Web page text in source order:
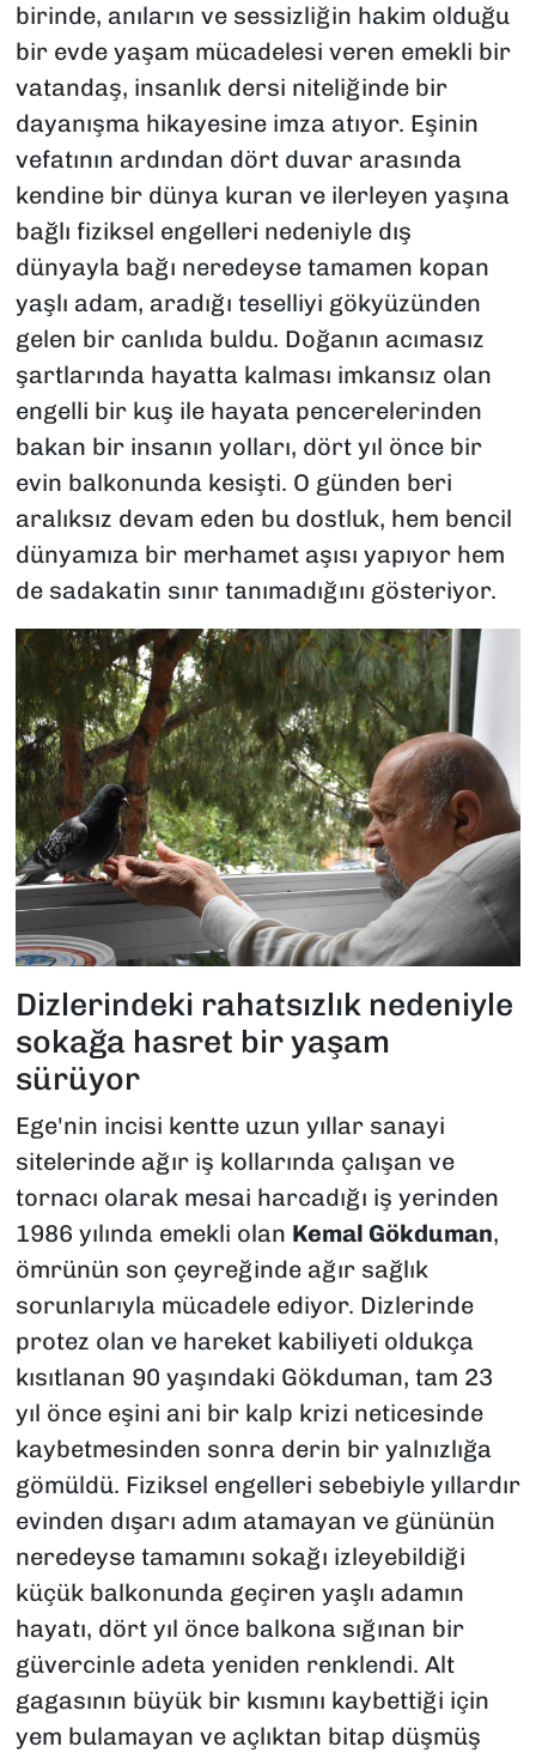
birinde, anıların ve sessizliğin hakim olduğu
bir evde yaşam mücadelesi veren emekli bir
vatandaş, insanlık dersi niteliğinde bir
dayanışma hikayesine imza atıyor. Eşinin
vefatının ardından dört duvar arasında
kendine bir dünya kuran ve ilerleyen yaşına
bağlı fiziksel engelleri nedeniyle dış
dünyayla bağı neredeyse tamamen kopan
yaşlı adam, aradığı teselliyi gökyüzünden
gelen bir canlıda buldu. Doğanın acımasız
şartlarında hayatta kalması imkansız olan
engelli bir kuş ile hayata pencerelerinden
bakan bir insanın yolları, dört yıl önce bir
evin balkonunda kesişti. O günden beri
aralıksız devam eden bu dostluk, hem bencil
dünyamıza bir merhamet aşısı yapıyor hem
de sadakatin sınır tanımadığını gösteriyor.
Dizlerindeki rahatsızlık nedeniyle
sokağa hasret bir yaşam
sürüyor
Ege'nin incisi kentte uzun yıllar sanayi
sitelerinde ağır iş kollarında çalışan ve
tornacı olarak mesai harcadığı iş yerinden
1986 yılında emekli olan Kemal Gökduman,
ömrünün son çeyreğinde ağır sağlık
sorunlarıyla mücadele ediyor. Dizlerinde
protez olan ve hareket kabiliyeti oldukça
kısıtlanan 90 yaşındaki Gökduman, tam 23
yıl önce eşini ani bir kalp krizi neticesinde
kaybetmesinden sonra derin bir yalnızlığa
gömüldü. Fiziksel engelleri sebebiyle yıllardır
evinden dışarı adım atamayan ve gününün
neredeyse tamamını sokağı izleyebildiği
küçük balkonunda geçiren yaşlı adamın
hayatı, dört yıl önce balkona sığınan bir
güvercinle adeta yeniden renklendi. Alt
gagasının büyük bir kısmını kaybettiği için
yem bulamayan ve açlıktan bitap düşmüş